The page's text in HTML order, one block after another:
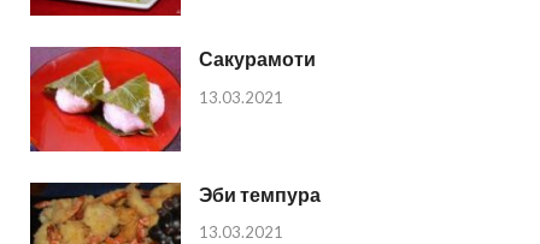
Сакурамоти
13.03.2021
Эби темпура
13.03.2021